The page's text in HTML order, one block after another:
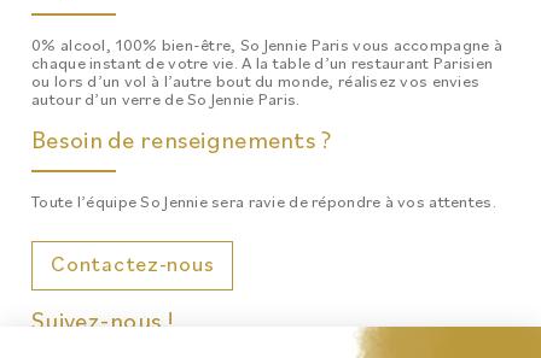
0% alcool, 100% bien-être, So Jennie Paris vous accompagne à
chaque instant de votre vie. A la table d’un restaurant Parisien
ou lors d’un vol à l’autre bout du monde, réalisez vos envies
autour d’un verre de So Jennie Paris.
Besoin de renseignements ?
Toute l’équipe So Jennie sera ravie de répondre à vos attentes.
Contactez-nous
Suivez-nous !